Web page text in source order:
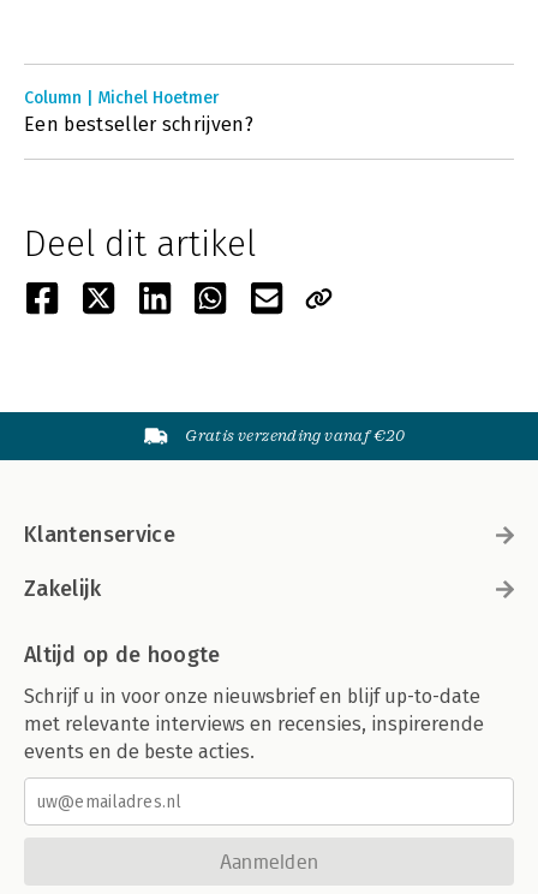
Column | Michel Hoetmer
Een bestseller schrijven?
Deel dit artikel
Gratis verzending vanaf €20
Klantenservice
Zakelijk
Altijd op de hoogte
Schrijf u in voor onze nieuwsbrief en blijf up-to-date
met relevante interviews en recensies, inspirerende
events en de beste acties.
Aanmelden